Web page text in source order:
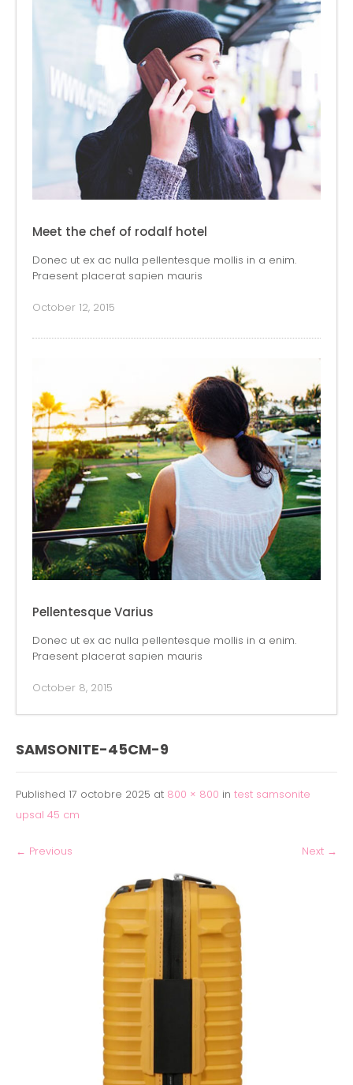
Meet the chef of rodalf hotel
Donec ut ex ac nulla pellentesque mollis in a enim.
Praesent placerat sapien mauris
October 12, 2015
Pellentesque Varius
Donec ut ex ac nulla pellentesque mollis in a enim.
Praesent placerat sapien mauris
October 8, 2015
SAMSONITE-45CM-9
Published 17 octobre 2025 at 800 × 800 in test samsonite
upsal 45 cm
← Previous Next →